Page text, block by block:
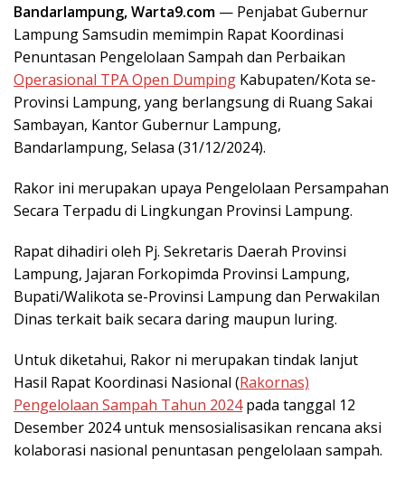
Bandarlampung, Warta9.com — Penjabat Gubernur
Lampung Samsudin memimpin Rapat Koordinasi
Penuntasan Pengelolaan Sampah dan Perbaikan
Operasional TPA Open Dumping Kabupaten/Kota se-
Provinsi Lampung, yang berlangsung di Ruang Sakai
Sambayan, Kantor Gubernur Lampung,
Bandarlampung, Selasa (31/12/2024).
Rakor ini merupakan upaya Pengelolaan Persampahan
Secara Terpadu di Lingkungan Provinsi Lampung.
Rapat dihadiri oleh Pj. Sekretaris Daerah Provinsi
Lampung, Jajaran Forkopimda Provinsi Lampung,
Bupati/Walikota se-Provinsi Lampung dan Perwakilan
Dinas terkait baik secara daring maupun luring.
Untuk diketahui, Rakor ni merupakan tindak lanjut
Hasil Rapat Koordinasi Nasional (Rakornas)
Pengelolaan Sampah Tahun 2024pada tanggal 12
Desember 2024 untuk mensosialisasikan rencana aksi
kolaborasi nasional penuntasan pengelolaan sampah.